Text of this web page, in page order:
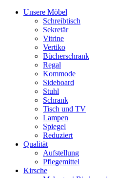
Unsere Möbel
Schreibtisch
Sekretär
Vitrine
Vertiko
Bücherschrank
Regal
Kommode
Sideboard
Stuhl
Schrank
Tisch und TV
Lampen
Spiegel
Reduziert
Qualität
Aufstellung
Pflegemittel
Kirsche